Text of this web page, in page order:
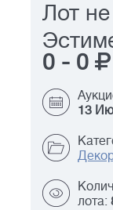
Лот
0 - 0
13
лота: